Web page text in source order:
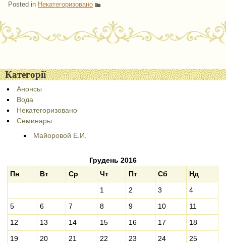
Posted in Некатегоризовано
Post navigation
Категорії
Анонсы
Вода
Некатегоризовано
Семинары
Майоровой Е.И.
Грудень 2016
Пн
Вт Ср Чт Пт Сб
Нд
1
2 3
4
5
6 7 8 9 10
11
12
13 14 15 16 17
18
19
20 21 22 23 24 25